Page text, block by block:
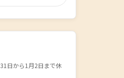
日から1月2日まで休